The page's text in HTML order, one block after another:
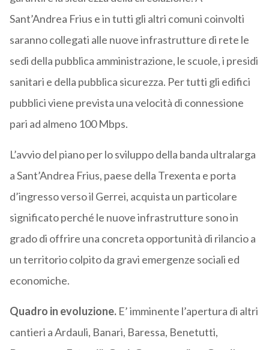
Sant’Andrea Frius e in tutti gli altri comuni coinvolti
saranno collegati alle nuove infrastrutture di rete le
sedi della pubblica amministrazione, le scuole, i presidi
sanitari e della pubblica sicurezza. Per tutti gli edifici
pubblici viene prevista una velocità di connessione
pari ad almeno 100 Mbps.
L’avvio del piano per lo sviluppo della banda ultralarga
a Sant’Andrea Frius, paese della Trexenta e porta
d’ingresso verso il Gerrei, acquista un particolare
significato perché le nuove infrastrutture sono in
grado di offrire una concreta opportunità di rilancio a
un territorio colpito da gravi emergenze sociali ed
economiche.
Quadro in evoluzione. E’ imminente l’apertura di altri
cantieri a Ardauli, Banari, Baressa, Benetutti,